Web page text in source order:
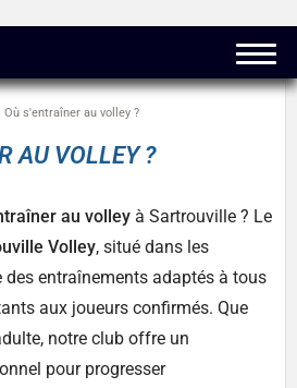
Où s'entraîner au volley ?
AU VOLLEY ?
au volley à Sartrouville ? Le
Volley, situé dans les
des entraînements adaptés à tous
aux joueurs confirmés. Que
notre club offre un
pour progresser